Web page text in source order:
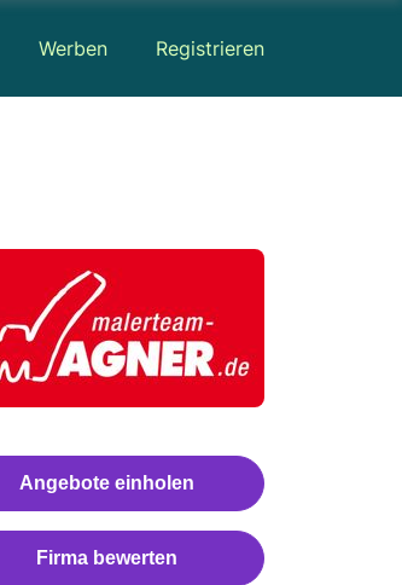
Werben Registrieren
Angebote einholen
Firma bewerten